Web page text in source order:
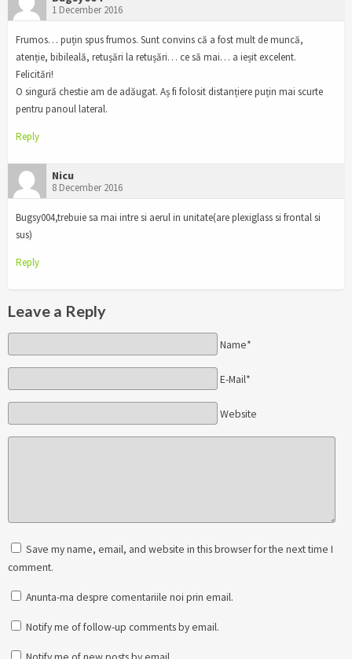
1 December 2016
Frumos… puțin spus frumos. Sunt convins că a fost mult de muncă,
atenție, bibileală, retușări la retușări… ce să mai… a ieșit excelent.
Felicitări!
O singură chestie am de adăugat. Aș fi folosit distanțiere puțin mai scurte
pentru panoul lateral.
Reply
Nicu
8 December 2016
Bugsy004,trebuie sa mai intre si aerul in unitate(are plexiglass si frontal si
sus)
Reply
Leave a Reply
Name*
E-Mail*
Website
Save my name, email, and website in this browser for the next time I
comment.
Anunta-ma despre comentariile noi prin email.
Notify me of follow-up comments by email.